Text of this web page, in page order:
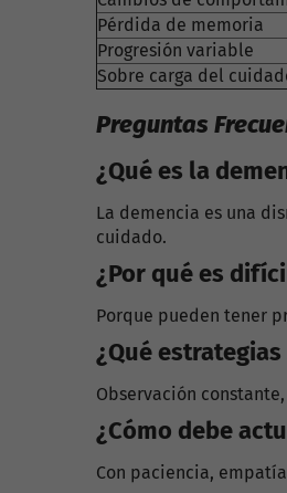
Pérdida de memoria
Progresión variable
Sobre carga del
Preguntas
¿Qué es la
La demencia es una
cuidado.
¿Por qué es
Porque pueden tener
¿Qué
Observación
¿Cómo debe
Con paciencia,